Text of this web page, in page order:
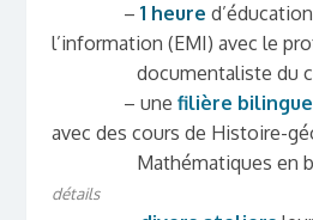
– 1 heure
l’information (EMI) avec le
documentaliste du
– une filière
avec des cours de Histoire-
Mathématiques en
détails